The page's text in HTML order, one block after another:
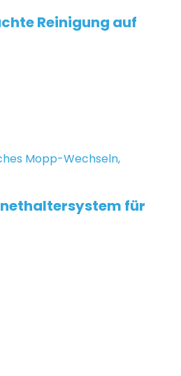
Reinigung auf
für